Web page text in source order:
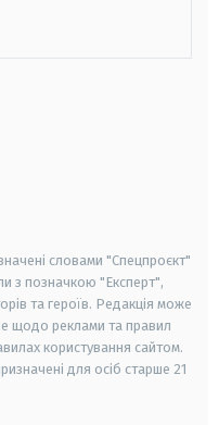
словами "Спецпроєкт"
з позначкою "Експерт",
та героїв. Редакція може
щодо реклами та правил
користування сайтом.
для осіб старше 21